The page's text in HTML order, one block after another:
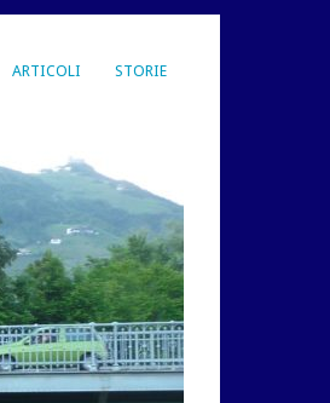
ARTICOLI STORIE